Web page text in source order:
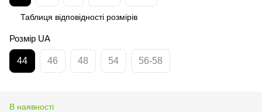
Таблиця відповідності розмірів
Розмір UA
44 46 48 54 56-58
В наявності